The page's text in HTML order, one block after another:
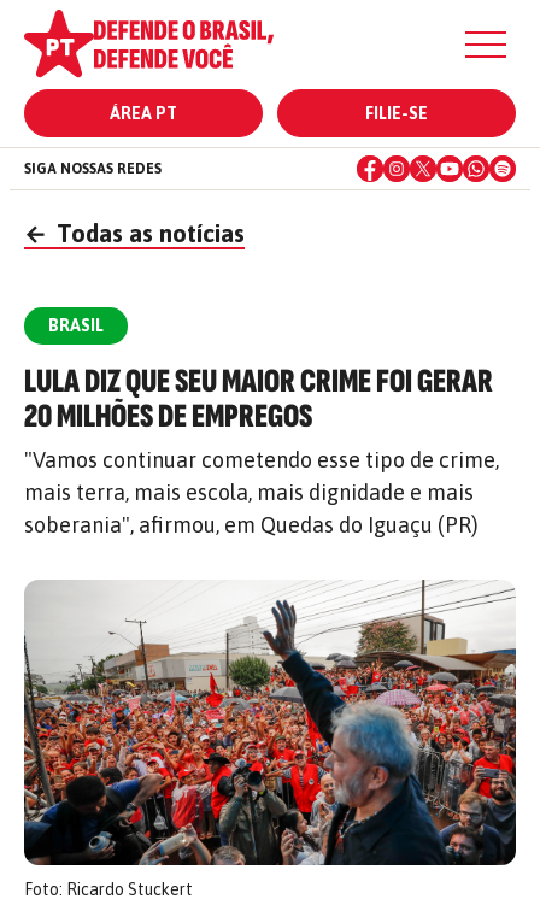
ÁREA PT FILIE-SE
SIGA NOSSAS REDES
← Todas as notícias
BRASIL
LULA DIZ QUE SEU MAIOR CRIME FOI GERAR
20 MILHÕES DE EMPREGOS
"Vamos continuar cometendo esse tipo de crime,
mais terra, mais escola, mais dignidade e mais
soberania", afirmou, em Quedas do Iguaçu (PR)
Foto: Ricardo Stuckert